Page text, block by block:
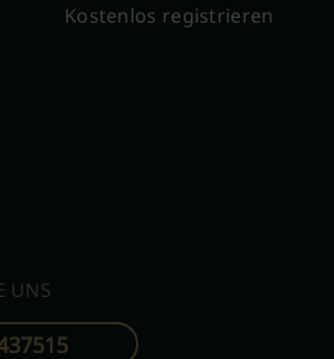
Kostenlos registrieren
UNS